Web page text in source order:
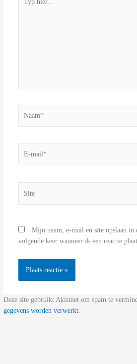
hier...
Mijn naam, e-mail en site opslaan in
volgende keer wanneer ik een reactie
Deze site gebruikt Akismet om spam te
gegevens worden verwerkt.